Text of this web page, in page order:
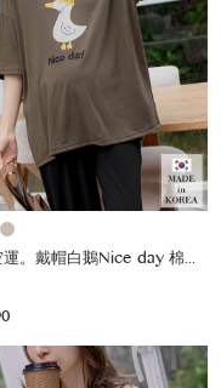
韓國空運。戴帽白鵝Nice day 棉上衣